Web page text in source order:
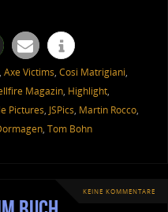
Axe Victims, Cosi Matrigiani,
Magazin, Highlight,
Pictures, JSPics, Martin Rocco,
, Tom Bohn
KEINE KOMMENTARE